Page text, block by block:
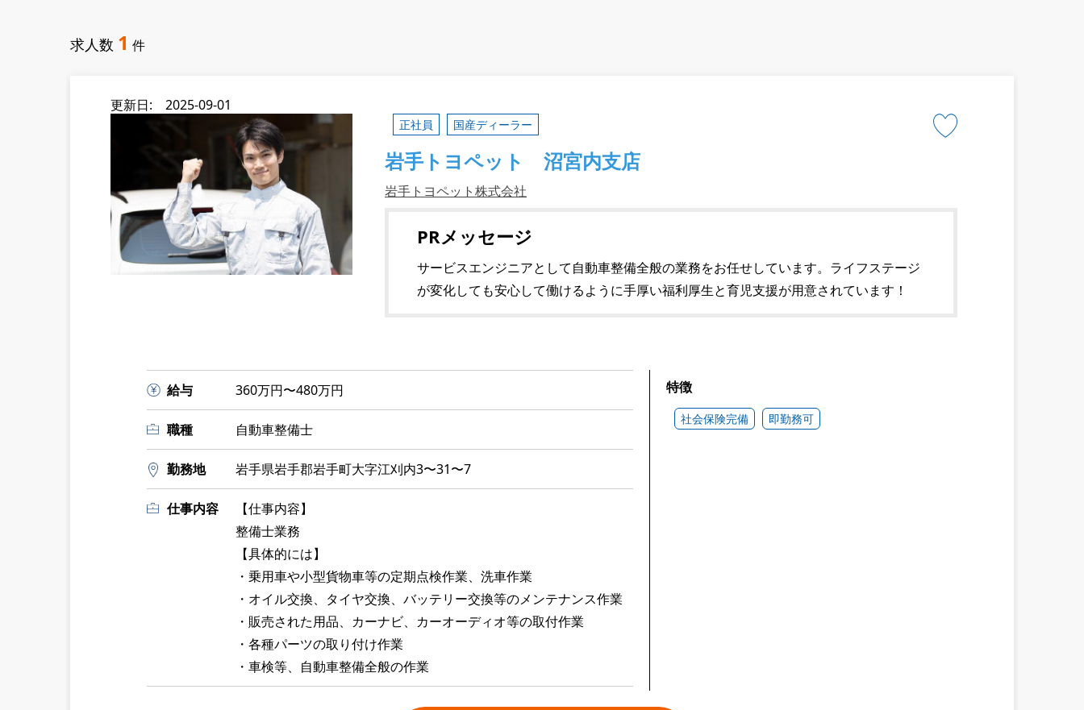
求人数 1 件
更新日: 2025-09-01
正社員 国産ディーラー
岩手トヨペット 沼宮内支店
岩手トヨペット株式会社
PRメッセージ
サービスエンジニアとして自動車整備全般の業務をお任せしています。ライフステージ
が変化しても安心して働けるように手厚い福利厚生と育児支援が用意されています！
給与 360万円〜480万円
職種 自動車整備士
勤務地 岩手県岩手郡岩手町大字江刈内3〜31〜7
仕事内容
【仕事内容】
整備士業務
【具体的には】
・乗用車や小型貨物車等の定期点検作業、洗車作業
・オイル交換、タイヤ交換、バッテリー交換等のメンテナンス作業
・販売された用品、カーナビ、カーオーディオ等の取付作業
・各種パーツの取り付け作業
・車検等、自動車整備全般の作業
特徴
社会保険完備 即勤務可